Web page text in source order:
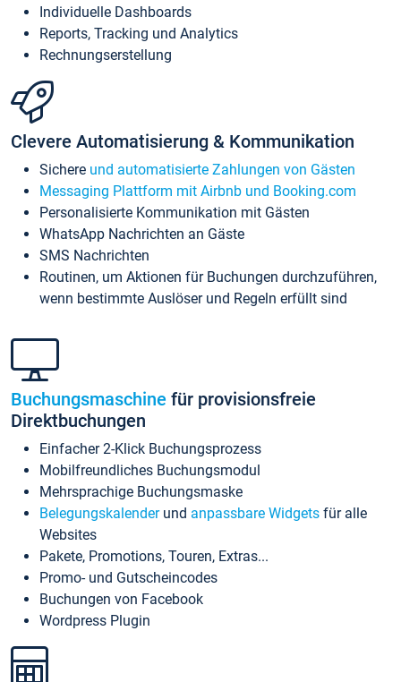
Individuelle Dashboards
Reports, Tracking und Analytics
Rechnungserstellung
Clevere Automatisierung & Kommunikation
Sichere und automatisierte Zahlungen von Gästen
Messaging Plattform mit Airbnb und Booking.com
Personalisierte Kommunikation mit Gästen
WhatsApp Nachrichten an Gäste
SMS Nachrichten
Routinen, um Aktionen für Buchungen durchzuführen,
wenn bestimmte Auslöser und Regeln erfüllt sind
Buchungsmaschine für provisionsfreie
Direktbuchungen
Einfacher 2-Klick Buchungsprozess
Mobilfreundliches Buchungsmodul
Mehrsprachige Buchungsmaske
Belegungskalenderund anpassbare Widgets für alle
Websites
Pakete, Promotions, Touren, Extras...
Promo- und Gutscheincodes
Buchungen von Facebook
Wordpress Plugin